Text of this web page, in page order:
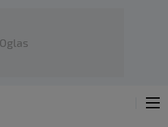
Oglas